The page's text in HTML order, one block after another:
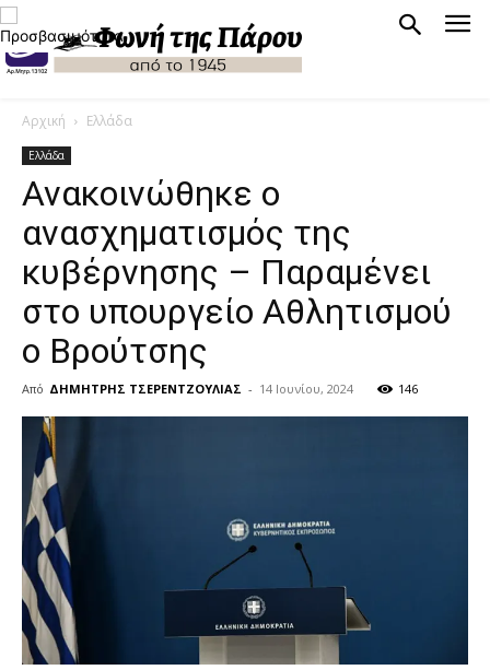
Αρχική Ελλάδα
Ελλάδα
Ανακοινώθηκε ο
ανασχηματισμός της
κυβέρνησης – Παραμένει
στο υπουργείο Αθλητισμού
ο Βρούτσης
Από ΔΗΜΗΤΡΗΣ ΤΣΕΡΕΝΤΖΟΥΛΙΑΣ - 14 Ιουνίου, 2024 146